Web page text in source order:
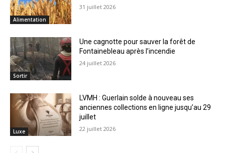
Alimentation
31 juillet 2026
Sortir
Une cagnotte pour sauver la forêt de
Fontainebleau après l’incendie
24 juillet 2026
Luxe
LVMH : Guerlain solde à nouveau ses
anciennes collections en ligne jusqu’au 29
juillet
22 juillet 2026